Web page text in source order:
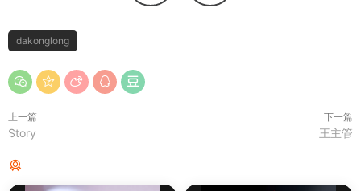
dakonglong
上一篇
Story
下一篇
王主管